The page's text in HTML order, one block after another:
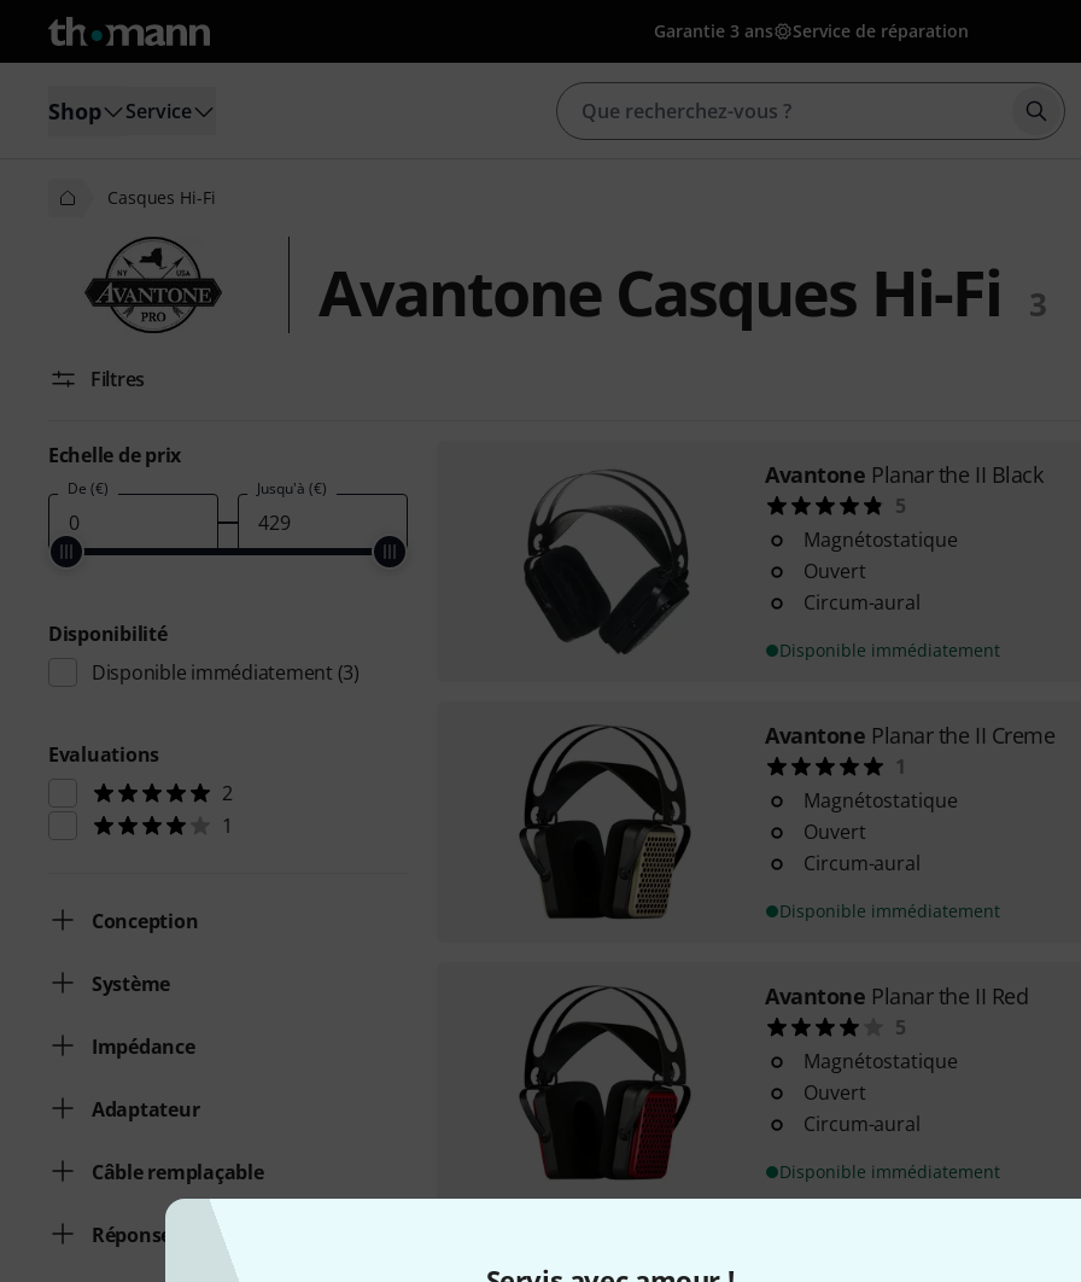
Garantie 3 ans Service de réparation
Shop Service
Casques Hi-Fi
Avantone Casques Hi-Fi 3
Filtres
Echelle de prix
De (€) Jusqu'à (€)
Disponibilité
Disponible immédiatement (3)
Evaluations
2
1
Conception
Système
Impédance
Adaptateur
Câble remplaçable
Réponse en fréquence min.
Avantone Planar the II Black
5
Magnétostatique
Ouvert
Circum-aural
Disponible immédiatement
Avantone Planar the II Creme
1
Magnétostatique
Ouvert
Circum-aural
Disponible immédiatement
Avantone Planar the II Red
5
Magnétostatique
Ouvert
Circum-aural
Disponible immédiatement